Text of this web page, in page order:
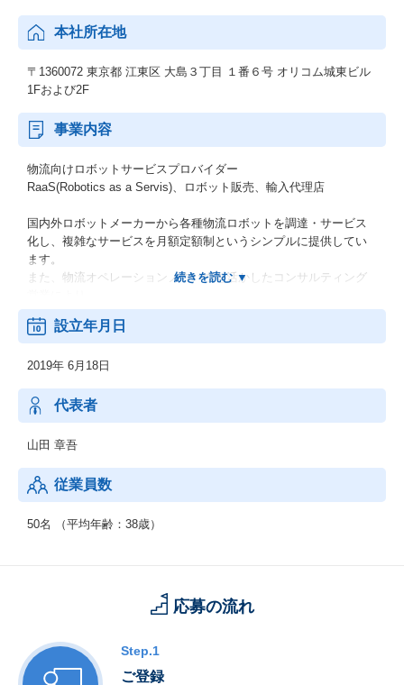
本社所在地
〒1360072 東京都 江東区 大島３丁目 １番６号 オリコム城東ビル
1Fおよび2F
事業内容
物流向けロボットサービスプロバイダー
RaaS(Robotics as a Servis)、ロボット販売、輸入代理店
国内外ロボットメーカーから各種物流ロボットを調達・サービス
化し、複雑なサービスを月額定額制というシンプルに提供してい
ます。
また、物流オペレーションノウハウを活かしたコンサルティング
顧客の課題を解決し、自社開発システムによるロボットの「簡単
導入」と「現場の可視化」を実現しています。
同社は、顧客の課題に寄り添いながら、世界で活用が進む物流ロ
ボティクスソリューションを初期導入費用ゼロのサブスクリプシ
ョン型で提供しています。
株主である三井物産のグローバルネットワークを活用したロボッ
ト調達力や物流子会社の知見、
ットワークを活用し、事業をスケールしていきます。
設立年月日
2019年 6月18日
代表者
山田 章吾
従業員数
50名 （平均年齢：38歳）
応募の流れ
Step.1
ご登録